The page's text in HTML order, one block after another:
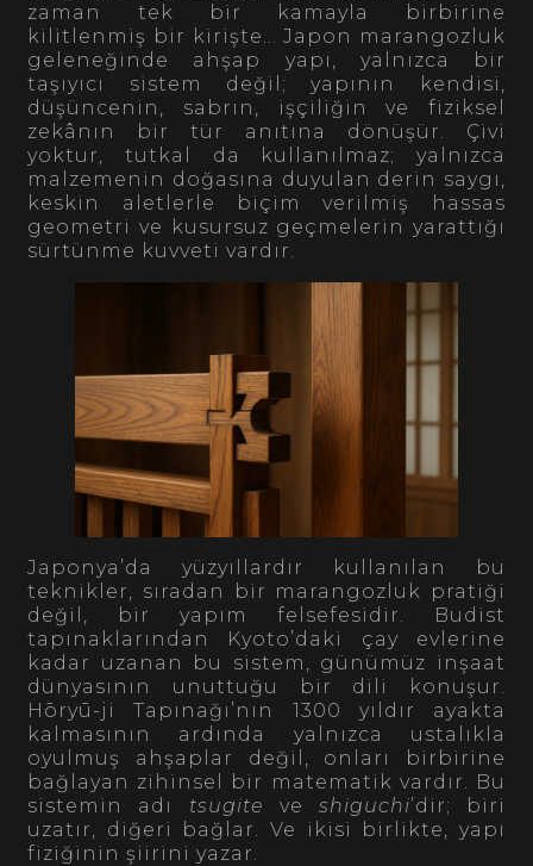
zaman tek bir kamayla birbirine
kilitlenmiş bir kirişte… Japon marangozluk
geleneğinde ahşap yapı, yalnızca bir
taşıyıcı sistem değil; yapının kendisi,
düşüncenin, sabrın, işçiliğin ve fiziksel
zekânın bir tür anıtına dönüşür. Çivi
yoktur, tutkal da kullanılmaz; yalnızca
malzemenin doğasına duyulan derin saygı,
keskin aletlerle biçim verilmiş hassas
geometri ve kusursuz geçmelerin yarattığı
sürtünme kuvveti vardır.
Japonya’da yüzyıllardır kullanılan bu
teknikler, sıradan bir marangozluk pratiği
değil, bir yapım felsefesidir. Budist
tapınaklarından Kyoto’daki çay evlerine
kadar uzanan bu sistem, günümüz inşaat
dünyasının unuttuğu bir dili konuşur.
Hōryū-ji Tapınağı’nın 1300 yıldır ayakta
kalmasının ardında yalnızca ustalıkla
oyulmuş ahşaplar değil, onları birbirine
bağlayan zihinsel bir matematik vardır. Bu
sistemin adı tsugite ve shiguchi’dir; biri
uzatır, diğeri bağlar. Ve ikisi birlikte, yapı
fiziğinin şiirini yazar.